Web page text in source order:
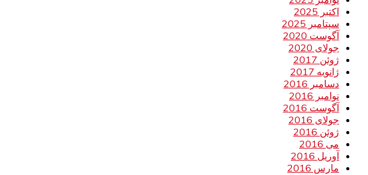
اکتبر 2025
سپتامبر 2025
آگوست 2020
جولای 2020
ژوئن 2017
ژانویه 2017
دسامبر 2016
نوامبر 2016
آگوست 2016
جولای 2016
ژوئن 2016
می 2016
آوریل 2016
مارس 2016